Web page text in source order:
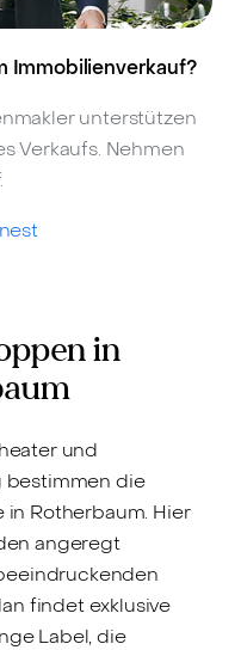
Immobilienverkauf?
unterstützen
Verkaufs. Nehmen
in
und
bestimmen die
Rotherbaum. Hier
angeregt
findet exklusive
Label, die